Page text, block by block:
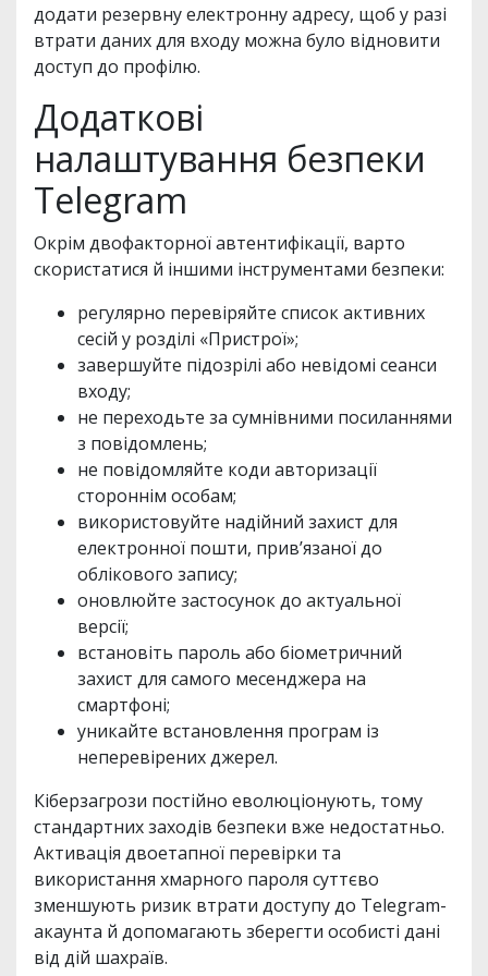
додати резервну електронну адресу, щоб у разі
втрати даних для входу можна було відновити
доступ до профілю.
Додаткові
налаштування безпеки
Telegram
Окрім двофакторної автентифікації, варто
скористатися й іншими інструментами безпеки:
регулярно перевіряйте список активних
сесій у розділі «Пристрої»;
завершуйте підозрілі або невідомі сеанси
входу;
не переходьте за сумнівними посиланнями
з повідомлень;
не повідомляйте коди авторизації
стороннім особам;
використовуйте надійний захист для
електронної пошти, прив’язаної до
облікового запису;
оновлюйте застосунок до актуальної
версії;
встановіть пароль або біометричний
захист для самого месенджера на
смартфоні;
уникайте встановлення програм із
неперевірених джерел.
Кіберзагрози постійно еволюціонують, тому
стандартних заходів безпеки вже недостатньо.
Активація двоетапної перевірки та
використання хмарного пароля суттєво
зменшують ризик втрати доступу до Telegram-
акаунта й допомагають зберегти особисті дані
від дій шахраїв.